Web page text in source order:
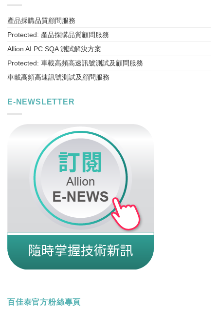
產品採購品質顧問服務
Protected: 產品採購品質顧問服務
Allion AI PC SQA 測試解決方案
Protected: 車載高頻高速訊號測試及顧問服務
車載高頻高速訊號測試及顧問服務
E-NEWSLETTER
百佳泰官方粉絲專頁